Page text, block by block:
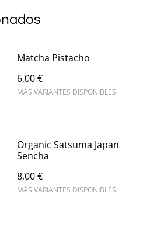
Matcha Pistacho
6,00 €
MÁS VARIANTES DISPONIBLES
Organic Satsuma Japan
Sencha
8,00 €
MÁS VARIANTES DISPONIBLES